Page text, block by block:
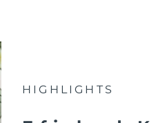
HIGHLIGHTS